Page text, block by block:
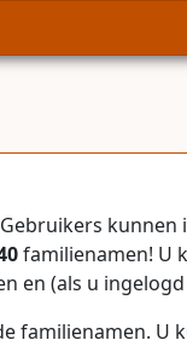
familienamen! U
en (als u
familienamen. U